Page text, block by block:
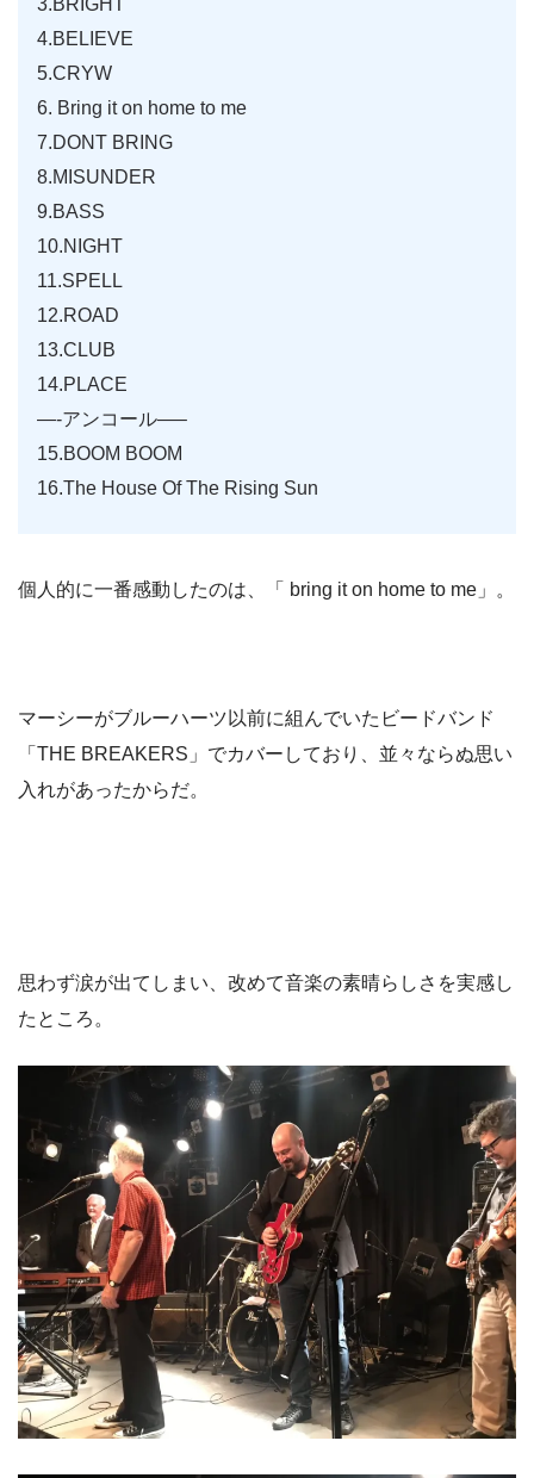
3.BRIGHT
4.BELIEVE
5.CRYW
6. Bring it on home to me
7.DONT BRING
8.MISUNDER
9.BASS
10.NIGHT
11.SPELL
12.ROAD
13.CLUB
14.PLACE
—-アンコール—–
15.BOOM BOOM
16.The House Of The Rising Sun
個人的に一番感動したのは、「 bring it on home to me」。
マーシーがブルーハーツ以前に組んでいたビードバンド
「THE BREAKERS」でカバーしており、並々ならぬ思い
入れがあったからだ。
思わず涙が出てしまい、改めて音楽の素晴らしさを実感し
たところ。